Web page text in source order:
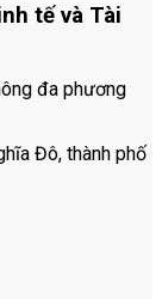
tế và Tài
đa phương
Đô, thành phố